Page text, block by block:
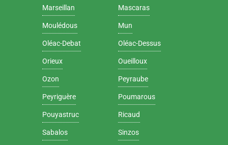
Marseillan Mascaras
Moulédous Mun
Oléac-Debat Oléac-Dessus
Orieux Oueilloux
Ozon Peyraube
Peyriguère Poumarous
Pouyastruc Ricaud
Sabalos Sinzos